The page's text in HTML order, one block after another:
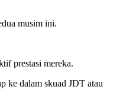
musim ini.
prestasi mereka.
ke dalam skuad JDT atau